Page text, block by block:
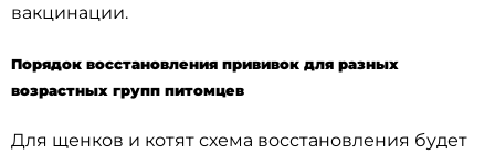
вакцинации.
Порядок восстановления прививок для разных
возрастных групп питомцев
Для щенков и котят схема восстановления будет